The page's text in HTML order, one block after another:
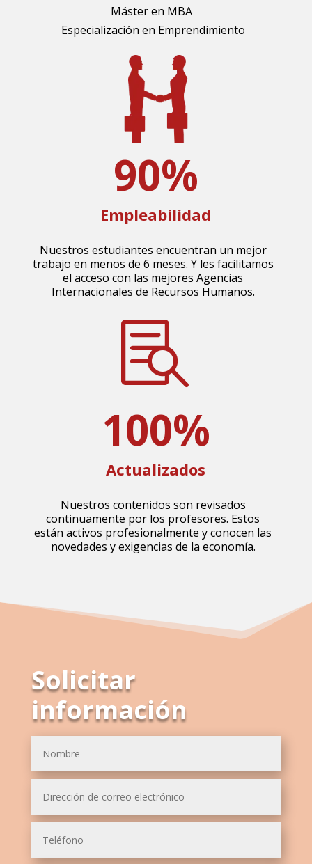
Máster en MBA
Especialización en Emprendimiento
90%
Empleabilidad
Nuestros estudiantes encuentran un mejor
trabajo en menos de 6 meses. Y les facilitamos
el acceso con las mejores Agencias
Internacionales de Recursos Humanos.

100%
Actualizados
Nuestros contenidos son revisados
continuamente por los profesores. Estos
están activos profesionalmente y conocen las
novedades y exigencias de la economía.
Solicitar
información